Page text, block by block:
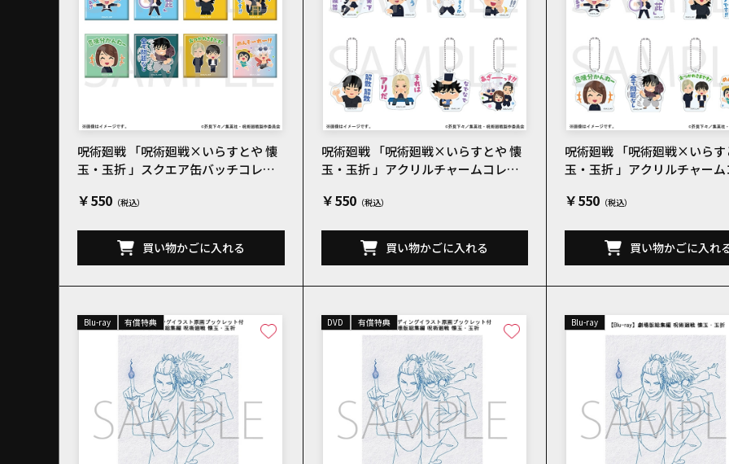
呪術廻戦 「呪術廻戦×いらすとや 懐
玉・玉折 」スクエア缶バッチコレク
￥550
買い物かごに入れる
呪術廻戦 「呪術廻戦×いらすとや 懐
玉・玉折 」アクリルチャームコレク
￥550
買い物かごに入れる
呪術廻戦 「呪術廻戦×いらす
玉・玉折 」アクリルチャーム
￥550
買い物かごに入れ
Blu-ray 有償特典 DVD 有償特典 Blu-ray